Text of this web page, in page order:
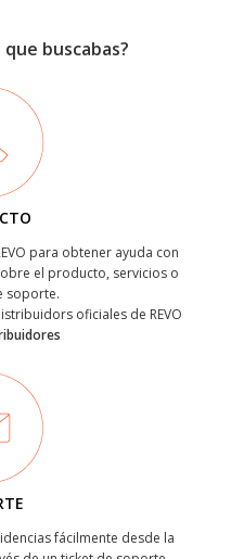
buscabas?
para obtener ayuda con
el producto, servicios o
soporte.
oficiales de REVO
fácilmente desde la